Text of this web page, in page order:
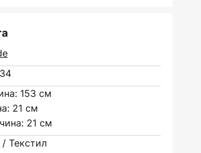
153 см
21 см
21 см
Текстил